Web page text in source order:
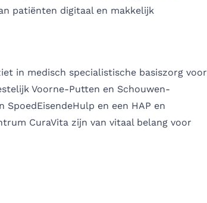
patiënten digitaal en makkelijk
in medisch specialistische basiszorg voor
Voorne-Putten en Schouwen-
en een HAP en
CuraVita zijn van vitaal belang voor